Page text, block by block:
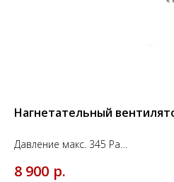
Нагнетательный
Давление макс. 345 Pa
8 900 р.